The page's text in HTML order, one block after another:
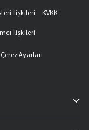
İlişkileri
KVKK
İlişkileri
Çerez Ayarları